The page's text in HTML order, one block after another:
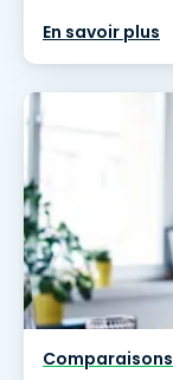
En savoir plus
Comparaisons